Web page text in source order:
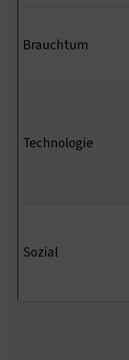
Brauchtum
Technologie
Sozial